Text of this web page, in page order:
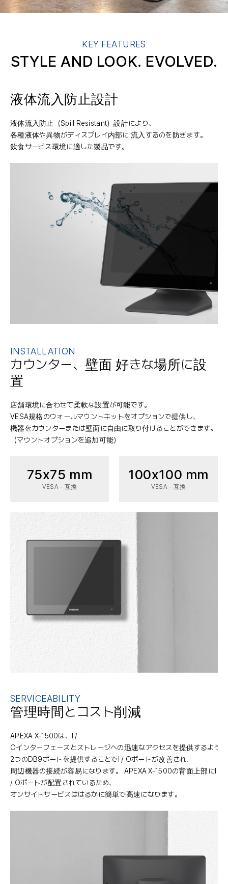
KEY FEATURES
STYLE AND LOOK. EVOLVED.
液体流入防止設計
液体流入防止（Spill Resistant）設計により、
各種液体や異物がディスプレイ内部に 流入するのを防ぎます。
飲食サービス環境に適した製品です。
INSTALLATION
カウンター、壁面 好きな場所に設
置
店舗環境に合わせて柔軟な設置が可能です。
VESA規格のウォールマウントキットをオプションで提供し、
機器をカウンターまたは壁面に自由に取り付けることができます。
（マウントオプションを追加可能）
75x75 mm
VESA - 互換
100x100 mm
VESA - 互換
SERVICEABILITY
管理時間とコスト削減
APEXA X-1500は、I /
Oインターフェースとストレージへの迅速なアクセスを提供するよう
2つのDB9ポートを提供することでI / Oポートが改善され、
周辺機器の接続が容易になります。 APEXA X-1500の背面上部にI
/ Oポートが配置されているため、
オンサイトサービスははるかに簡単で高速になります。